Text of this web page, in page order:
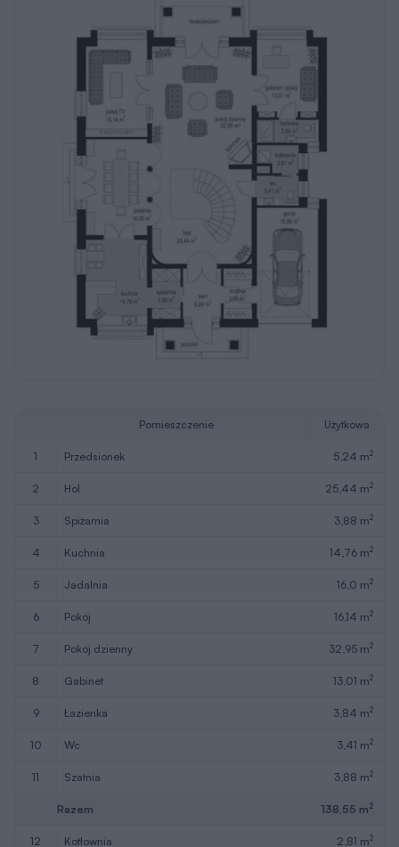
Pomieszczenie Użytkowa
1 przedsionek 5,24 m2
2 hol 25,44 m2
3 spiżarnia 3,88 m2
4 kuchnia 14,76 m2
5 jadalnia 16,0 m2
6 pokój 16,14 m2
7 pokój dzienny 32,95 m2
8 gabinet 13,01 m2
9 łazienka 3,84 m2
10 wc 3,41 m2
11 szatnia 3,88 m2
Razem 138,55 m2
12 kotłownia 2,81 m2